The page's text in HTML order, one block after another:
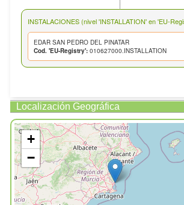
INSTALACIONES (nivel 'INSTALLATION' en 'EU-
EDAR SAN PEDRO DEL PINATAR
Cod. 'EU-Registry': 010627000.INSTALLATION
Localización Geográfica
+
−